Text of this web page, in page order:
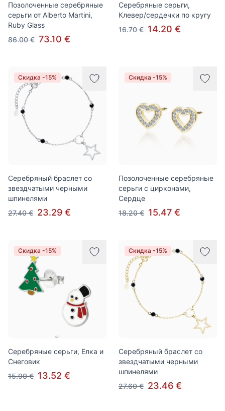
Позолоченные серебряные
серьги от Alberto Martini,
Ruby Glass
86.00 € 73.10 €
Серебряные серьги,
Клевер/сердечки по кругу
16.70 € 14.20 €
Скидка -15%
Серебряный браслет со
звездчатыми черными
шпинелями
27.40 € 23.29 €
Скидка -15%
Позолоченные серебряные
серьги с цирконами,
Сердце
18.20 € 15.47 €
Скидка -15%
Серебряные серьги, Елка и
Снеговик
15.90 € 13.52 €
Скидка -15%
Серебряный браслет со
звездчатыми черными
шпинелями
27.60 € 23.46 €